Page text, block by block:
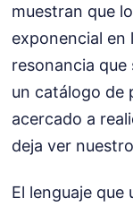
muestran que
exponencial en
resonancia que
un catálogo de
acercado a
deja ver
El lenguaje